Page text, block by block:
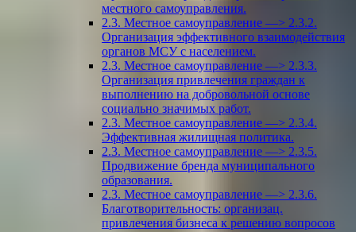
местного самоуправления.
2.3. Местное самоуправление —> 2.3.2.
Организация эффективного взаимодействия
органов МСУ с населением.
2.3. Местное самоуправление —> 2.3.3.
Организация привлечения граждан к
выполнению на добровольной основе
социально значимых работ.
2.3. Местное самоуправление —> 2.3.4.
Эффективная жилищная политика.
2.3. Местное самоуправление —> 2.3.5.
Продвижение бренда муниципального
образования.
2.3. Местное самоуправление —> 2.3.6.
Благотворительность: организац.
привлечения бизнеса к решению вопросов